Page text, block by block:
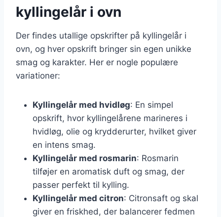
kyllingelår i ovn
Der findes utallige opskrifter på kyllingelår i
ovn, og hver opskrift bringer sin egen unikke
smag og karakter. Her er nogle populære
variationer:
Kyllingelår med hvidløg: En simpel
opskrift, hvor kyllingelårene marineres i
hvidløg, olie og krydderurter, hvilket giver
en intens smag.
Kyllingelår med rosmarin: Rosmarin
tilføjer en aromatisk duft og smag, der
passer perfekt til kylling.
Kyllingelår med citron: Citronsaft og skal
giver en friskhed, der balancerer fedmen